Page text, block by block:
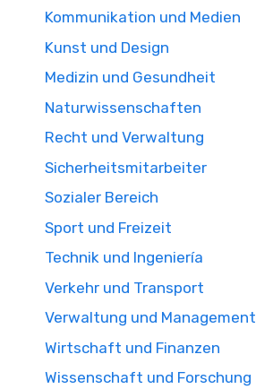
Kommunikation und Medien
Kunst und Design
Medizin und Gesundheit
Naturwissenschaften
Recht und Verwaltung
Sicherheitsmitarbeiter
Sozialer Bereich
Sport und Freizeit
Technik und Ingeniería
Verkehr und Transport
Verwaltung und Management
Wirtschaft und Finanzen
Wissenschaft und Forschung